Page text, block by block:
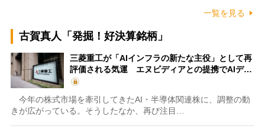
一覧を見る
古賀真人「発掘！好決算銘柄」
三菱重工が「AIインフラの新たな主役」として再
評価される気運 エヌビディアとの提携でAIデ…
今年の株式市場を牽引してきたAI・半導体関連株に、調整の動
きが広がっている。そうしたなか、再び注目…